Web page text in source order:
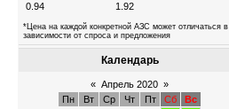
0.94 1.92
*Цена на каждой конкретной АЗС может отличаться в
зависимости от спроса и предложения
Календарь
« Апрель 2020 »
Пн
Вт Ср Чт Пт Сб
Вс